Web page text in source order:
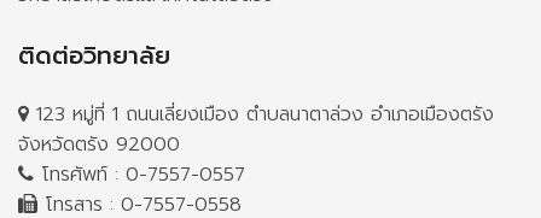
ติดต่อวิทยาลัย
123 หมู่ที่ 1 ถนนเลี่ยงเมือง ตำบลนาตาล่วง อำเภอเมืองตรัง
จังหวัดตรัง 92000
โทรศัพท์ : 0-7557-0557
โทรสาร : 0-7557-0558